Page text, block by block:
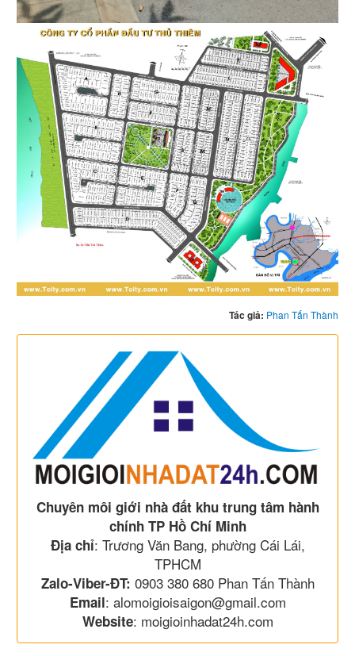
Tác giả: Phan Tấn Thành
Chuyên môi giới nhà đất khu trung tâm hành
chính TP Hồ Chí Minh
Địa chỉ: Trương Văn Bang, phường Cái Lái,
TPHCM
Zalo-Viber-ĐT: 0903 380 680 Phan Tấn Thành
Email: alomoigioisaigon@gmail.com
Website: moigioinhadat24h.com